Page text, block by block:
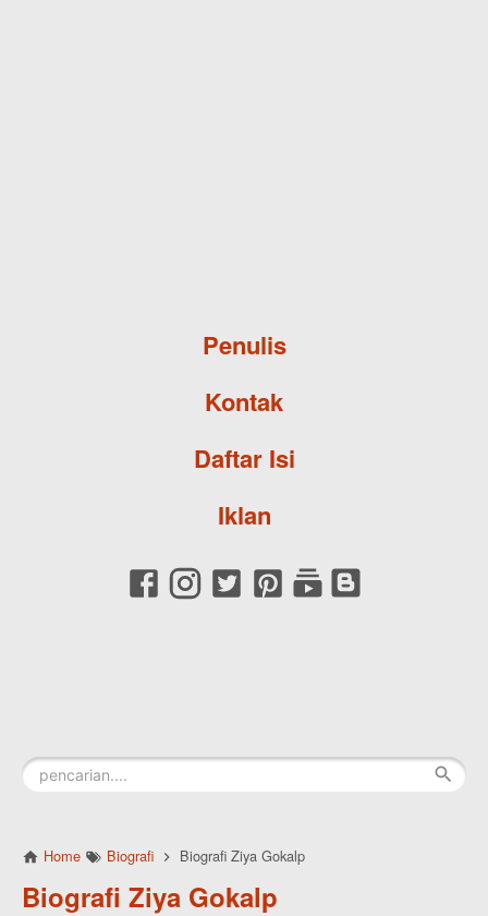
Penulis
Kontak
Daftar Isi
Iklan
Home Biografi Biografi Ziya Gokalp
Biografi Ziya Gokalp